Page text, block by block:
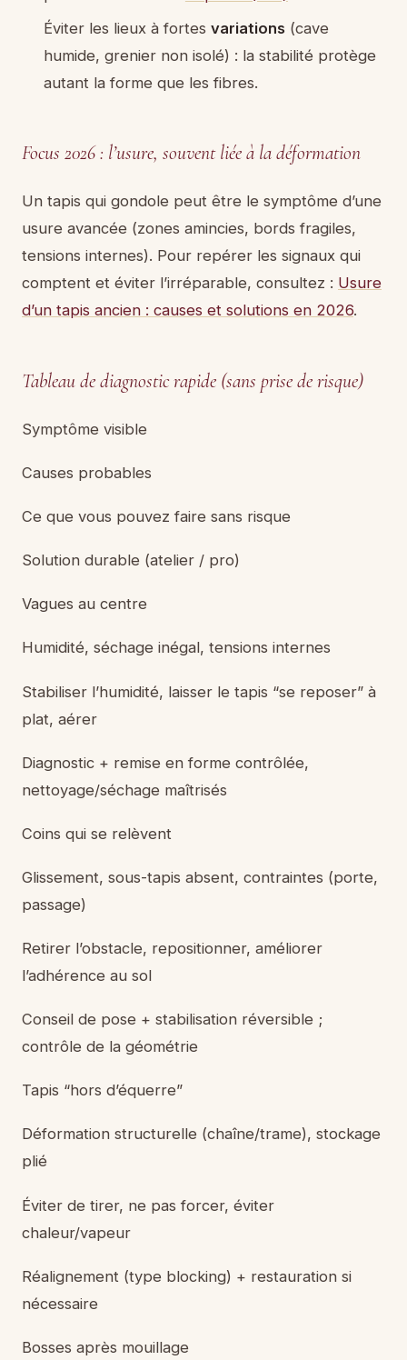
Éviter les lieux à fortes variations (cave
humide, grenier non isolé) : la stabilité protège
autant la forme que les fibres.
Focus 2026 : l’usure, souvent liée à la déformation
Un tapis qui gondole peut être le symptôme d’une
usure avancée (zones amincies, bords fragiles,
tensions internes). Pour repérer les signaux qui
comptent et éviter l’irréparable, consultez : Usure
d’un tapis ancien : causes et solutions en 2026.
Tableau de diagnostic rapide (sans prise de risque)
Symptôme visible
Causes probables
Ce que vous pouvez faire sans risque
Solution durable (atelier / pro)
Vagues au centre
Humidité, séchage inégal, tensions internes
Stabiliser l’humidité, laisser le tapis “se reposer” à
plat, aérer
Diagnostic + remise en forme contrôlée,
nettoyage/séchage maîtrisés
Coins qui se relèvent
Glissement, sous-tapis absent, contraintes (porte,
passage)
Retirer l’obstacle, repositionner, améliorer
l’adhérence au sol
Conseil de pose + stabilisation réversible ;
contrôle de la géométrie
Tapis “hors d’équerre”
Déformation structurelle (chaîne/trame), stockage
plié
Éviter de tirer, ne pas forcer, éviter
chaleur/vapeur
Réalignement (type blocking) + restauration si
nécessaire
Bosses après mouillage